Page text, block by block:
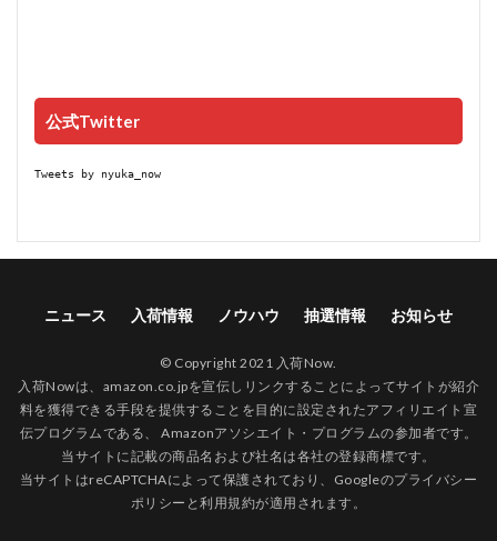
公式Twitter
Tweets by nyuka_now
ニュース 入荷情報 ノウハウ 抽選情報 お知らせ
© Copyright 2021 入荷Now.
入荷Nowは、amazon.co.jpを宣伝しリンクすることによってサイトが紹介
料を獲得できる手段を提供することを目的に設定されたアフィリエイト宣
伝プログラムである、 Amazonアソシエイト・プログラムの参加者です。
当サイトに記載の商品名および社名は各社の登録商標です。
当サイトはreCAPTCHAによって保護されており、Googleのプライバシー
ポリシー と利用規約が適用されます。